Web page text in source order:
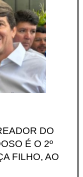
DO
É O 2º
FILHO, AO